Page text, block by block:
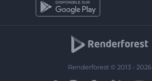
Renderforest © 2013 - 2026